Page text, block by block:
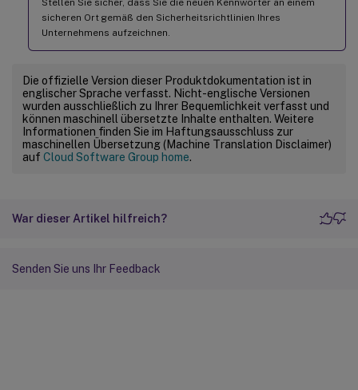
sicheren Ort gemäß den Sicherheitsrichtlinien Ihres
Unternehmens aufzeichnen.
Die offizielle Version dieser Produktdokumentation ist in
englischer Sprache verfasst. Nicht-englische Versionen
wurden ausschließlich zu Ihrer Bequemlichkeit verfasst und
können maschinell übersetzte Inhalte enthalten. Weitere
Informationen finden Sie im Haftungsausschluss zur
maschinellen Übersetzung (Machine Translation Disclaimer)
auf Cloud Software Group home.
War dieser Artikel hilfreich?
Senden Sie uns Ihr Feedback